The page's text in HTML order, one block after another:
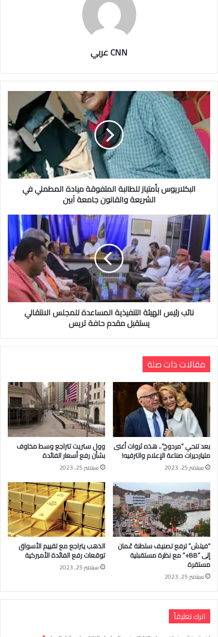
CNN عربي
البكلاريوس بأمتياز للطالبة المتفوقة ميادة المطملي في
الشريعة والقانون جامعة آبين
نائب رئيس الهيئة التنفيذية المساعدة للمجلس الانتقالي
يستقبل مقدم حافة تريس
مقالات ذات صلة
بعد تنحي “مردوخ”.. هذه ثروات أغنى
مليارديرات صناعة الإعلام والترفيه!
سبتمبر 25, 2023
وول ستريت تتراجع وسط مخاوف
بشأن رفع أسعار الفائدة
سبتمبر 25, 2023
“فيتش” ترفع تصنيف سلطنة عُمان
إلى “BB+” مع نظرة مستقبلية
مستقرة
سبتمبر 25, 2023
الذهب يتراجع مع تقييم الأسواق
توقعات رفع الفائدة الأميركية
سبتمبر 25, 2023
اترك تعليقاً